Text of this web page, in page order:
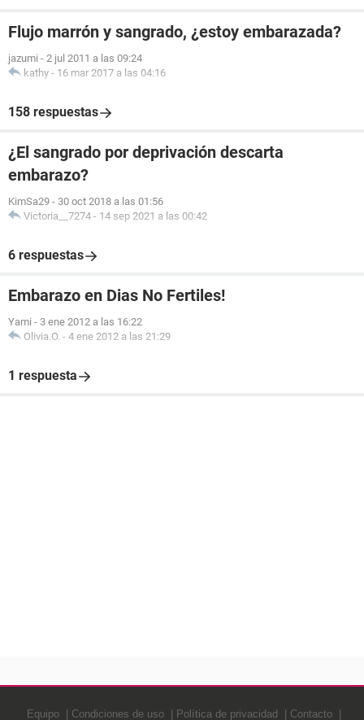
Flujo marrón y sangrado, ¿estoy embarazada?
jazumi - 2 jul 2011 a las 09:24
kathy - 16 mar 2017 a las 04:16
158 respuestas
¿El sangrado por deprivación descarta
embarazo?
KimSa29 - 30 oct 2018 a las 01:56
Victoria__7274 - 14 sep 2021 a las 00:42
6 respuestas
Embarazo en Dias No Fertiles!
Yami - 3 ene 2012 a las 16:22
Olivia.O. - 4 ene 2012 a las 21:29
1 respuesta
Equipo Condiciones de uso Política de privacidad Contacto